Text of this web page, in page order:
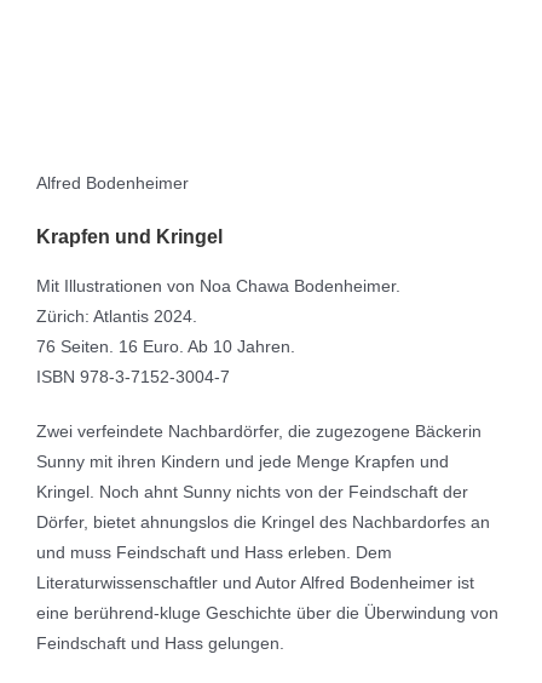
Alfred Bodenheimer
Krapfen und Kringel
Mit Illustrationen von Noa Chawa Bodenheimer.
Zürich: Atlantis 2024.
76 Seiten. 16 Euro. Ab 10 Jahren.
ISBN 978-3-7152-3004-7
Zwei verfeindete Nachbardörfer, die zugezogene Bäckerin
Sunny mit ihren Kindern und jede Menge Krapfen und
Kringel. Noch ahnt Sunny nichts von der Feindschaft der
Dörfer, bietet ahnungslos die Kringel des Nachbardorfes an
und muss Feindschaft und Hass erleben. Dem
Literaturwissenschaftler und Autor Alfred Bodenheimer ist
eine berührend-kluge Geschichte über die Überwindung von
Feindschaft und Hass gelungen.